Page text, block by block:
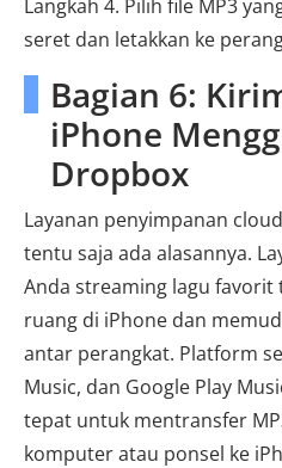
Langkah 4. Pilih file MP3
seret dan letakkan ke
Bagian 6:
iPhone
Dropbox
Layanan penyimpanan
tentu saja ada alasannya.
Anda streaming lagu favorit
ruang di iPhone dan
antar perangkat. Platform
Music, dan Google Play
tepat untuk mentransfer
komputer atau ponsel ke